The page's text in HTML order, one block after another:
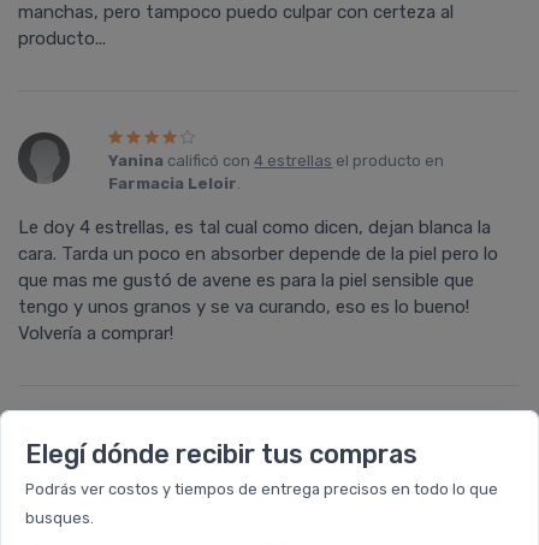
Elegí dónde recibir tus compras
Podrás ver costos y tiempos de entrega precisos en todo lo que
busques.
manchas, pero tampoco puedo culpar con certeza al
producto...
Yanina calificó con4 estrellas el producto en
Farmacia Leloir.
Le doy 4 estrellas, es tal cual como dicen, dejan blanca la
cara. Tarda un poco en absorber depende de la piel pero lo
que mas me gustó de avene es para la piel sensible que
tengo y unos granos y se va curando, eso es lo bueno!
Volvería a comprar!
Ver todos los reviews
Déjanos tu consulta